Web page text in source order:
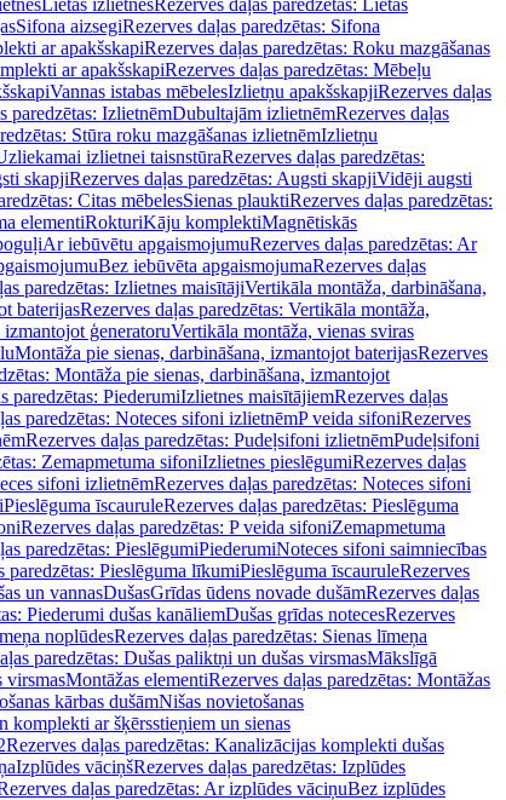
Lietās izlietnesRezerves daļas paredzētas: Lietās
Sifona aizsegiRezerves daļas paredzētas: Sifona
ar apakšskapiRezerves daļas paredzētas: Roku mazgāšanas
ar apakšskapiRezerves daļas paredzētas: Mēbeļu
Vannas istabas mēbelesIzlietņu apakšskapjiRezerves daļas
paredzētas: IzlietnēmDubultajām izlietnēmRezerves daļas
Stūra roku mazgāšanas izlietnēmIzlietņu
izlietnei taisnstūraRezerves daļas paredzētas:
skapjiRezerves daļas paredzētas: Augsti skapjiVidēji augsti
Citas mēbelesSienas plauktiRezerves daļas paredzētas:
elementiRokturiKāju komplektiMagnētiskās
Ar iebūvētu apgaismojumuRezerves daļas paredzētas: Ar
Bez iebūvēta apgaismojumaRezerves daļas
paredzētas: Izlietnes maisītājiVertikāla montāža, darbināšana,
baterijasRezerves daļas paredzētas: Vertikāla montāža,
izmantojot ģeneratoruVertikāla montāža, vienas sviras
Montāža pie sienas, darbināšana, izmantojot baterijasRezerves
Montāža pie sienas, darbināšana, izmantojot
paredzētas: PiederumiIzlietnes maisītājiemRezerves daļas
paredzētas: Noteces sifoni izlietnēmP veida sifoniRezerves
Rezerves daļas paredzētas: Pudeļsifoni izlietnēmPudeļsifoni
Zemapmetuma sifoniIzlietnes pieslēgumiRezerves daļas
sifoni izlietnēmRezerves daļas paredzētas: Noteces sifoni
Pieslēguma īscauruleRezerves daļas paredzētas: Pieslēguma
Rezerves daļas paredzētas: P veida sifoniZemapmetuma
paredzētas: PieslēgumiPiederumiNoteces sifoni saimniecības
paredzētas: Pieslēguma līkumiPieslēguma īscauruleRezerves
un vannasDušasGrīdas ūdens novade dušāmRezerves daļas
Piederumi dušas kanāliemDušas grīdas notecesRezerves
noplūdesRezerves daļas paredzētas: Sienas līmeņa
paredzētas: Dušas paliktņi un dušas virsmasMākslīgā
virsmasMontāžas elementiRezerves daļas paredzētas: Montāžas
kārbas dušāmNišas novietošanas
komplekti ar šķērsstieņiem un sienas
Rezerves daļas paredzētas: Kanalizācijas komplekti dušas
Izplūdes vāciņšRezerves daļas paredzētas: Izplūdes
daļas paredzētas: Ar izplūdes vāciņuBez izplūdes